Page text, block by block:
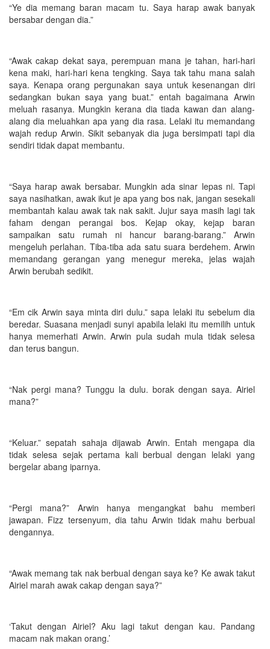
“Ye dia memang baran macam tu. Saya harap awak banyak
bersabar dengan dia.”
“Awak cakap dekat saya, perempuan mana je tahan, hari-hari
kena maki, hari-hari kena tengking. Saya tak tahu mana salah
saya. Kenapa orang pergunakan saya untuk kesenangan diri
sedangkan bukan saya yang buat.” entah bagaimana Arwin
meluah rasanya. Mungkin kerana dia tiada kawan dan alang-
alang dia meluahkan apa yang dia rasa. Lelaki itu memandang
wajah redup Arwin. Sikit sebanyak dia juga bersimpati tapi dia
sendiri tidak dapat membantu.
“Saya harap awak bersabar. Mungkin ada sinar lepas ni. Tapi
saya nasihatkan, awak ikut je apa yang bos nak, jangan sesekali
membantah kalau awak tak nak sakit. Jujur saya masih lagi tak
faham dengan perangai bos. Kejap okay, kejap baran
sampaikan satu rumah ni hancur barang-barang.” Arwin
mengeluh perlahan. Tiba-tiba ada satu suara berdehem. Arwin
memandang gerangan yang menegur mereka, jelas wajah
Arwin berubah sedikit.
“Em cik Arwin saya minta diri dulu.” sapa lelaki itu sebelum dia
beredar. Suasana menjadi sunyi apabila lelaki itu memilih untuk
hanya memerhati Arwin. Arwin pula sudah mula tidak selesa
dan terus bangun.
“Nak pergi mana? Tunggu la dulu. borak dengan saya. Airiel
mana?”
“Keluar.” sepatah sahaja dijawab Arwin. Entah mengapa dia
tidak selesa sejak pertama kali berbual dengan lelaki yang
bergelar abang iparnya.
“Pergi mana?” Arwin hanya mengangkat bahu memberi
jawapan. Fizz tersenyum, dia tahu Arwin tidak mahu berbual
dengannya.
“Awak memang tak nak berbual dengan saya ke? Ke awak takut
Airiel marah awak cakap dengan saya?”
‘Takut dengan Airiel? Aku lagi takut dengan kau. Pandang
macam nak makan orang.’